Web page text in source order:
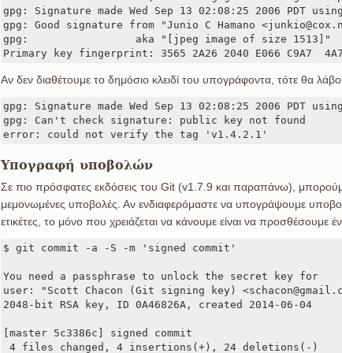
gpg: Signature made Wed Sep 13 02:08:25 2006 PDT
gpg: Good signature from "Junio C Hamano
gpg:                 aka "[jpeg image of size 1513]"
Primary key fingerprint: 3565 2A26 2040 E066 C9A7
Αν δεν διαθέτουμε το δημόσιο κλειδί του υπογράφοντα, τότε θα
gpg: Signature made Wed Sep 13 02:08:25 2006 PDT
gpg: Can't check signature: public key not found
error: could not verify the tag 'v1.4.2.1'
Υπογραφή υποβολών
Σε πιο πρόσφατες εκδόσεις του Git (v1.7.9 και παραπάνω),
μεμονωμένες υποβολές. Αν ενδιαφερόμαστε να υπογράψουμε
ετικέτες, το μόνο που χρειάζεται να κάνουμε είναι να προσθέσουμε
$ git commit -a -S -m 'signed commit'
You need a passphrase to unlock the secret key for
user: "Scott Chacon (Git signing key)
2048-bit RSA key, ID 0A46826A, created 2014-06-04
[master 5c3386c] signed commit
4 files changed, 4 insertions(+), 24 deletions(-)